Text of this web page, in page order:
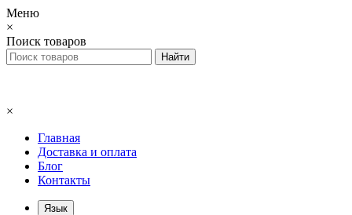
Меню
×
Поиск товаров
×
Главная
Доставка и оплата
Блог
Контакты
Язык